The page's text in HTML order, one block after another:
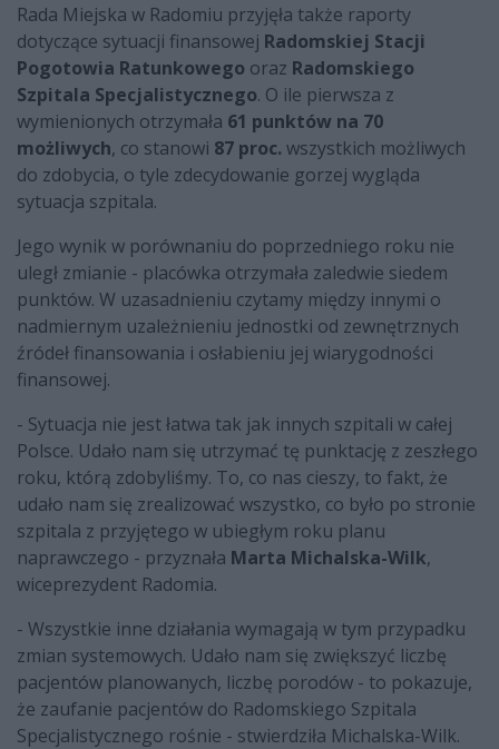
Rada Miejska w Radomiu przyjęła także raporty
dotyczące sytuacji finansowej Radomskiej Stacji
Pogotowia Ratunkowego oraz Radomskiego
Szpitala Specjalistycznego. O ile pierwsza z
wymienionych otrzymała 61 punktów na 70
możliwych, co stanowi 87 proc. wszystkich możliwych
do zdobycia, o tyle zdecydowanie gorzej wygląda
sytuacja szpitala.
Jego wynik w porównaniu do poprzedniego roku nie
uległ zmianie - placówka otrzymała zaledwie siedem
punktów. W uzasadnieniu czytamy między innymi o
nadmiernym uzależnieniu jednostki od zewnętrznych
źródeł finansowania i osłabieniu jej wiarygodności
finansowej.
- Sytuacja nie jest łatwa tak jak innych szpitali w całej
Polsce. Udało nam się utrzymać tę punktację z zeszłego
roku, którą zdobyliśmy. To, co nas cieszy, to fakt, że
udało nam się zrealizować wszystko, co było po stronie
szpitala z przyjętego w ubiegłym roku planu
naprawczego - przyznała Marta Michalska-Wilk,
wiceprezydent Radomia.
- Wszystkie inne działania wymagają w tym przypadku
zmian systemowych. Udało nam się zwiększyć liczbę
pacjentów planowanych, liczbę porodów - to pokazuje,
że zaufanie pacjentów do Radomskiego Szpitala
Specjalistycznego rośnie - stwierdziła Michalska-Wilk.